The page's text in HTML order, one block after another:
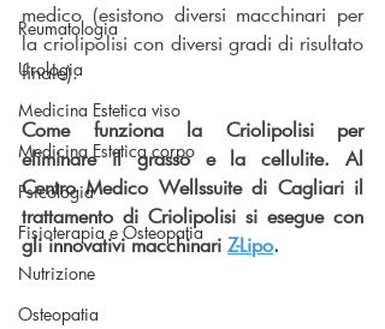
Reumatologia
Urologia
Medicina Estetica viso
Medicina Estetica corpo
Psicologia
Fisioterapia e Osteopatia
Nutrizione
Osteopatia
medico (esistono diversi macchinari per
la criolipolisi con diversi gradi di risultato
finale).
Come funziona la Criolipolisi per
eliminare il grasso e la cellulite. Al
Centro Medico Wellssuite di Cagliari il
trattamento di Criolipolisi si esegue con
gli innovativi macchinari Z-Lipo.